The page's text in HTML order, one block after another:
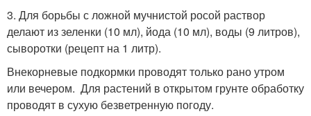
3. Для борьбы с ложной мучнистой росой раствор
делают из зеленки (10 мл), йода (10 мл), воды (9 литров),
сыворотки (рецепт на 1 литр).
Внекорневые подкормки проводят только рано утром
или вечером. Для растений в открытом грунте обработку
проводят в сухую безветренную погоду.